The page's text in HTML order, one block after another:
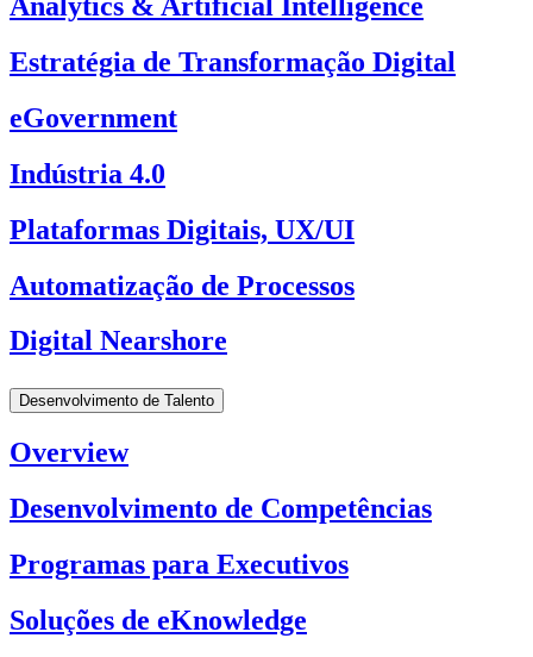
Estratégia de Transformação Digital
eGovernment
Indústria 4.0
Plataformas Digitais, UX/UI
Automatização de Processos
Digital Nearshore
Desenvolvimento de Talento
Overview
Desenvolvimento de Competências
Programas para Executivos
Soluções de eKnowledge